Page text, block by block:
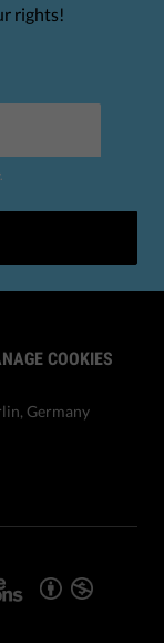
rights!
.
COOKIES
Germany